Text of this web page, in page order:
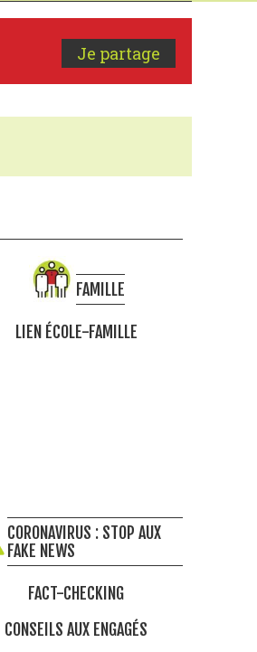
Je partage
FAMILLE
LIEN ÉCOLE-FAMILLE
CORONAVIRUS : STOP AUX
FAKE NEWS
FACT-CHECKING
CONSEILS AUX ENGAGÉS